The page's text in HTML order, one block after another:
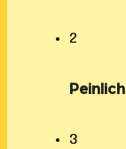
2
Peinlich
3